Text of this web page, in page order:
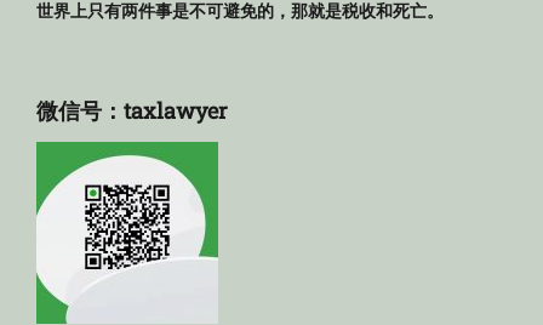
世界上只有两件事是不可避免的，那就是税收和死亡。
微信号：taxlawyer